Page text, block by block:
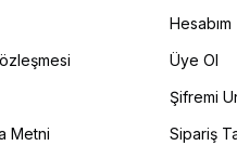
Metni
Hesabım
Üye Ol
Şifremi
Sipariş